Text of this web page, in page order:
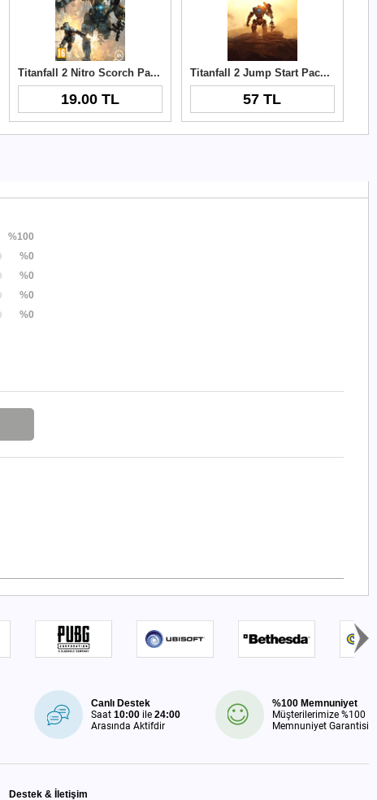
Titanfall 2 Nitro Scorch Pack Origin Cd Key
19.00 TL
Titanfall 2 Jump Start Pack DLC Origin Key
57 TL
%100
%0
%0
%0
%0
Canlı Destek
Saat10:00 ile24:00
Arasında Aktifdir
%100 Memnuniyet
Müşterilerimize %100
Memnuniyet Garantisi
Destek & İletişim